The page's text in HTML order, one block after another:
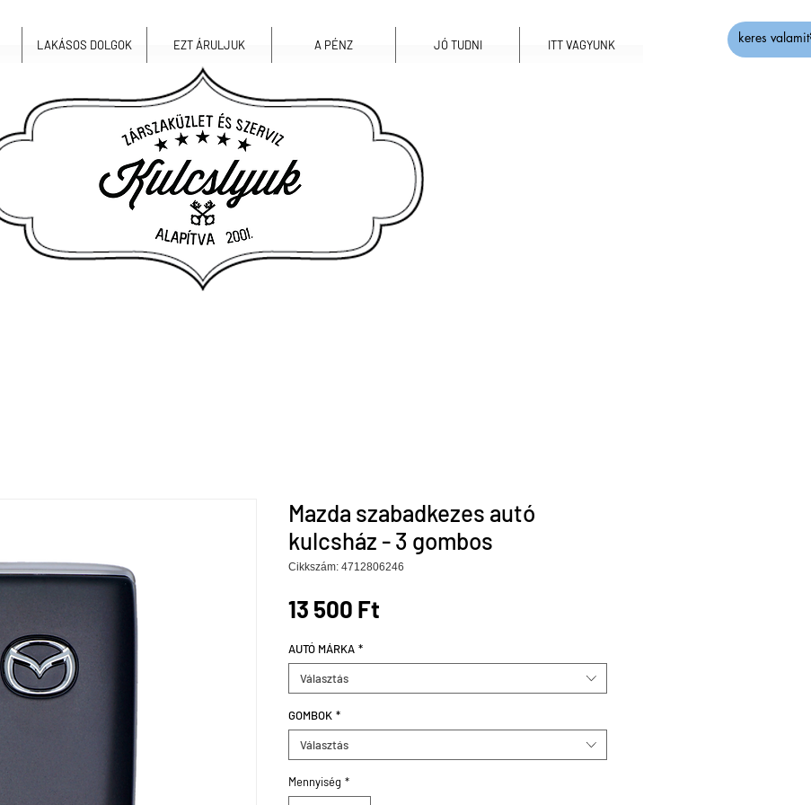
LAKÁSOS DOLGOK EZT ÁRULJUK A PÉNZ JÓ TUDNI ITT VAGYUNK
Mazda szabadkezes autó
kulcsház - 3 gombos
Cikkszám: 4712806246
13 500 Ft
AUTÓ MÁRKA *
Választás
GOMBOK *
Választás
Mennyiség *